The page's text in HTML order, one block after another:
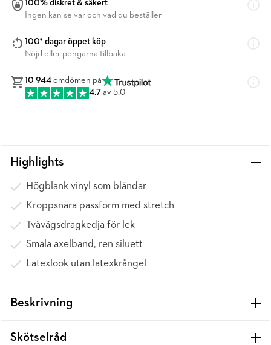
100% diskret & säkert
Ingen kan se var och vad du beställer
100* dagar öppet köp
Nöjd eller pengarna tillbaka
10 944 omdömen på
4.7 av 5.0
Highlights
Högblank vinyl som bländar
Kroppsnära passform med stretch
Tvåvägsdragkedja för lek
Smala axelband, ren siluett
Latexlook utan latexkrångel
Beskrivning
Skötselråd